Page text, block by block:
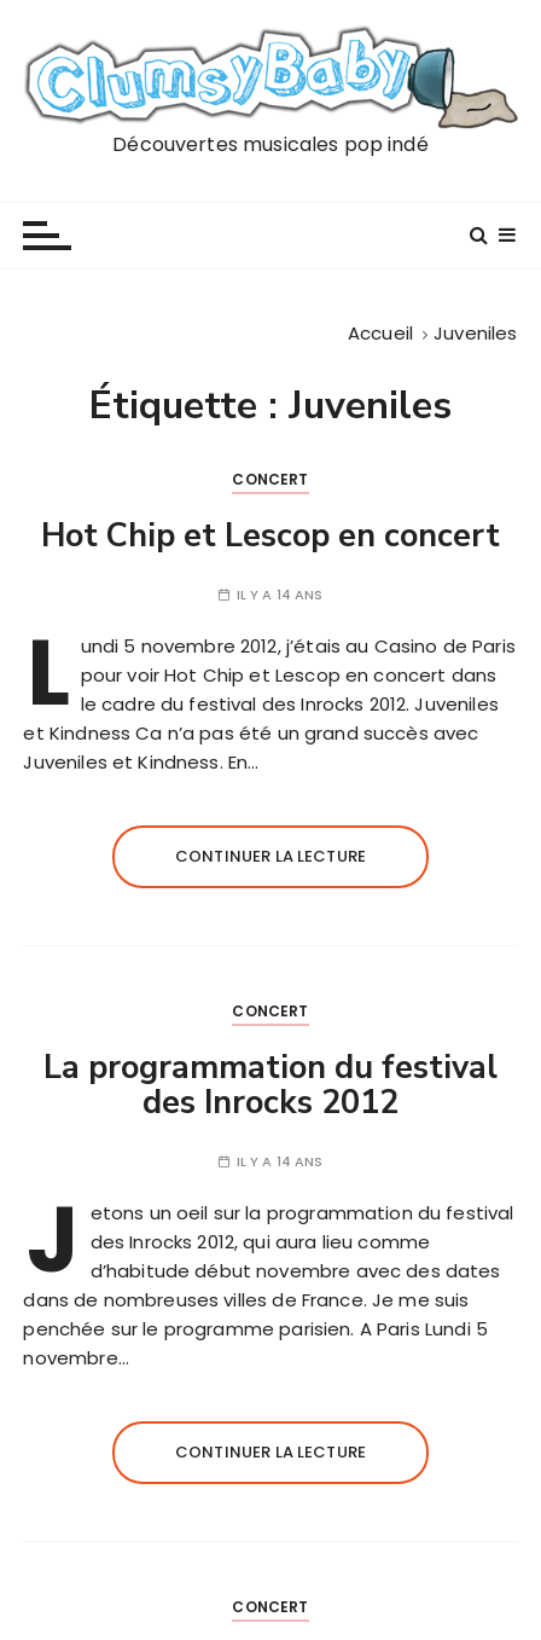
Découvertes musicales pop indé
Accueil Juveniles
Étiquette : Juveniles
CONCERT
Hot Chip et Lescop en concert
IL Y A 14 ANS
L undi 5 novembre 2012, j’étais au Casino de Paris
pour voir Hot Chip et Lescop en concert dans
le cadre du festival des Inrocks 2012. Juveniles
et Kindness Ca n’a pas été un grand succès avec
Juveniles et Kindness. En…
CONTINUER LA LECTURE
CONCERT
La programmation du festival
des Inrocks 2012
IL Y A 14 ANS
J
etons un oeil sur la programmation du festival
des Inrocks 2012, qui aura lieu comme
d’habitude début novembre avec des dates
dans de nombreuses villes de France. Je me suis
penchée sur le programme parisien. A Paris Lundi 5
novembre…
CONTINUER LA LECTURE
CONCERT